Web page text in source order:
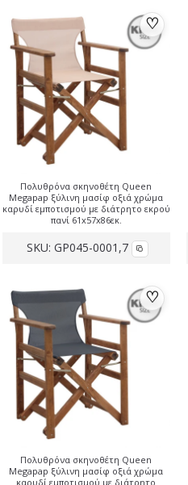
♡
SKU: GP045-0001,7
Πολυθρόνα σκηνοθέτη Queen
Megapap ξύλινη μασίφ οξιά χρώμα
καρυδί εμποτισμού με διάτρητο εκρού
πανί 61x57x86εκ.
♡
Πολυθρόνα σκηνοθέτη Queen
Megapap ξύλινη μασίφ οξιά χρώμα
καρυδί εμποτισμού με διάτρητο